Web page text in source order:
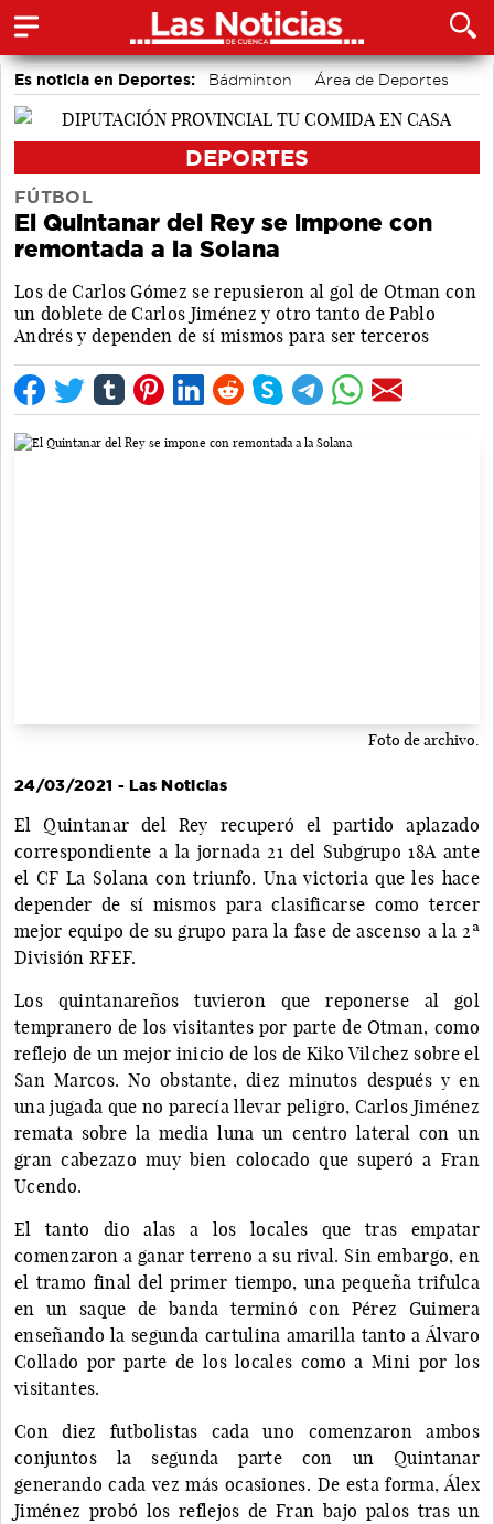
Es noticia en Deportes: Bádminton
Área de Deportes
Motor
Bolos conquenses
DEPORTES
FÚTBOL
El Quintanar del Rey se impone con
remontada a la Solana
Los de Carlos Gómez se repusieron al gol de Otman con
un doblete de Carlos Jiménez y otro tanto de Pablo
Andrés y dependen de sí mismos para ser terceros
Foto de archivo.
24/03/2021 - Las Noticias
El Quintanar del Rey recuperó el partido aplazado
correspondiente a la jornada 21 del Subgrupo 18A ante
el CF La Solana con triunfo. Una victoria que les hace
depender de sí mismos para clasificarse como tercer
mejor equipo de su grupo para la fase de ascenso a la 2ª
División RFEF.
Los quintanareños tuvieron que reponerse al gol
tempranero de los visitantes por parte de Otman, como
reflejo de un mejor inicio de los de Kiko Vilchez sobre el
San Marcos. No obstante, diez minutos después y en
una jugada que no parecía llevar peligro, Carlos Jiménez
remata sobre la media luna un centro lateral con un
gran cabezazo muy bien colocado que superó a Fran
Ucendo.
El tanto dio alas a los locales que tras empatar
comenzaron a ganar terreno a su rival. Sin embargo, en
el tramo final del primer tiempo, una pequeña trifulca
en un saque de banda terminó con Pérez Guimera
enseñando la segunda cartulina amarilla tanto a Álvaro
Collado por parte de los locales como a Mini por los
visitantes.
Con diez futbolistas cada uno comenzaron ambos
conjuntos la segunda parte con un Quintanar
generando cada vez más ocasiones. De esta forma, Álex
Jiménez probó los reflejos de Fran bajo palos tras un